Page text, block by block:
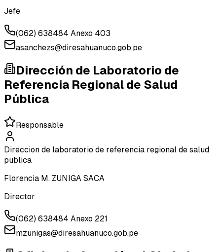
Jefe
(062) 638484 Anexo 403
asanchezs@diresahuanuco.gob.pe
Dirección de Laboratorio de
Referencia Regional de Salud
Pública
Responsable
Direccion de laboratorio de referencia regional de salud
publica
Florencia M. ZUNIGA SACA
Director
(062) 638484 Anexo 221
mzunigas@diresahuanuco.gob.pe